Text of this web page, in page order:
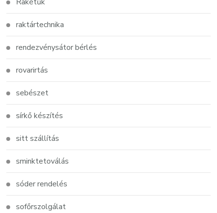
Rakétűk
raktártechnika
rendezvénysátor bérlés
rovarirtás
sebészet
sírkő készítés
sitt szállítás
sminktetoválás
sóder rendelés
sofőrszolgálat